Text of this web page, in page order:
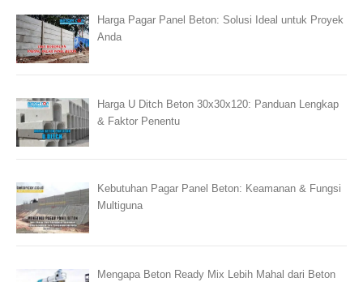
Harga Pagar Panel Beton: Solusi Ideal untuk Proyek
Anda
Harga U Ditch Beton 30x30x120: Panduan Lengkap
& Faktor Penentu
Kebutuhan Pagar Panel Beton: Keamanan & Fungsi
Multiguna
Mengapa Beton Ready Mix Lebih Mahal dari Beton